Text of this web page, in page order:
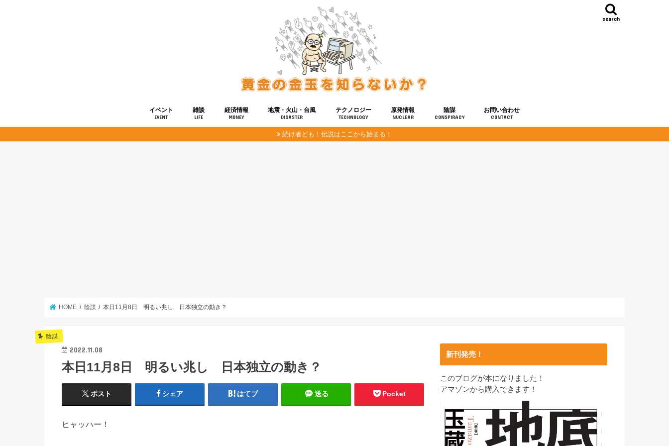
search
イベント
EVENT
雑談
LIFE
経済情報
MONEY
地震・火山・台風
DISASTER
テクノロジー
TECHNOLOGY
健康
宇宙
原発情報
NUCLEAR
陰謀
CONSPIRACY
お問い合わせ
CONTACT
続け者ども！伝説はここから始まる！
HOME 陰謀 本日11月8日 明るい兆し 日本独立の動き？
陰謀
2022.11.08
本日11月8日 明るい兆し 日本独立の動き？
ポスト シェア はてブ 送る Pocket
ヒャッハー！
新刊発売！
このブログが本になりました！
アマゾンから購入できます！